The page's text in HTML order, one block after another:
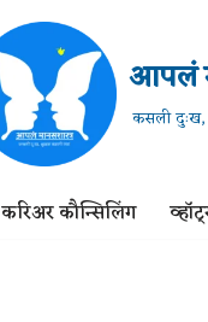
आपलं
कसली दुःख,
करिअर कौन्सिलिंग